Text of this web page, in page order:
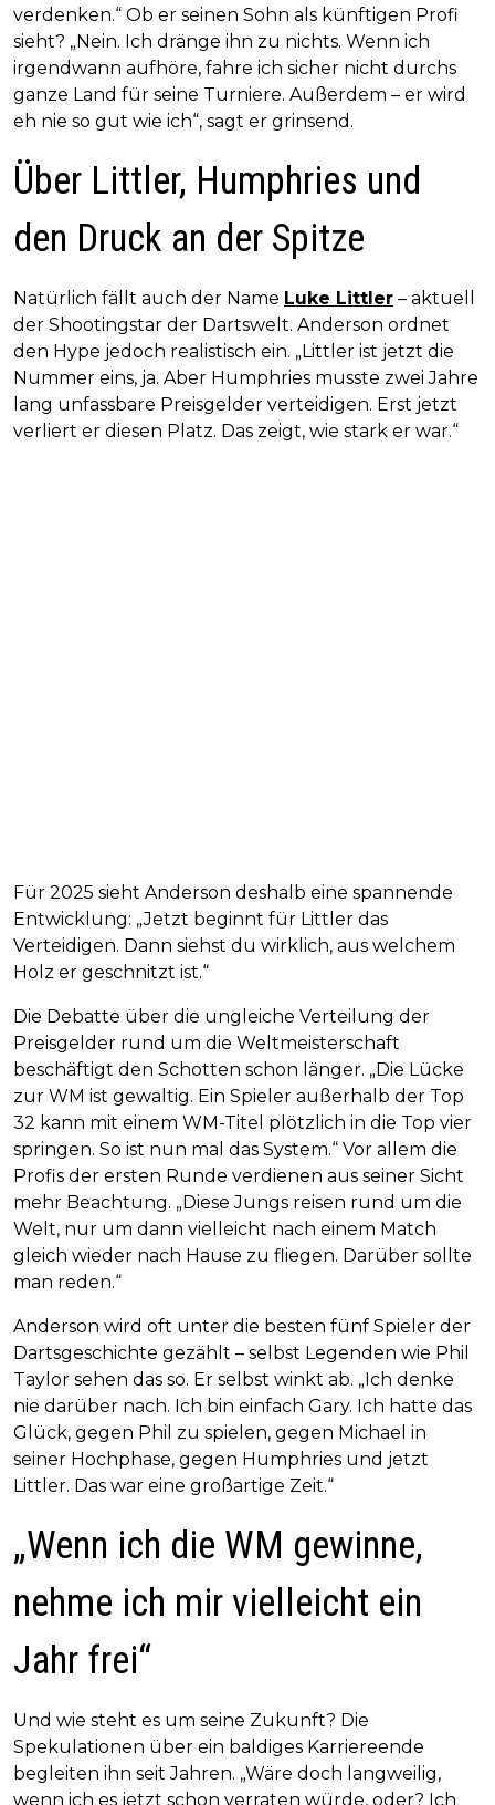
verdenken.“ Ob er seinen Sohn als künftigen Profi
sieht? „Nein. Ich dränge ihn zu nichts. Wenn ich
irgendwann aufhöre, fahre ich sicher nicht durchs
ganze Land für seine Turniere. Außerdem – er wird
eh nie so gut wie ich“, sagt er grinsend.
Über Littler, Humphries und
den Druck an der Spitze
Natürlich fällt auch der Name Luke Littler – aktuell
der Shootingstar der Dartswelt. Anderson ordnet
den Hype jedoch realistisch ein. „Littler ist jetzt die
Nummer eins, ja. Aber Humphries musste zwei Jahre
lang unfassbare Preisgelder verteidigen. Erst jetzt
verliert er diesen Platz. Das zeigt, wie stark er war.“
Für 2025 sieht Anderson deshalb eine spannende
Entwicklung: „Jetzt beginnt für Littler das
Verteidigen. Dann siehst du wirklich, aus welchem
Holz er geschnitzt ist.“
Die Debatte über die ungleiche Verteilung der
Preisgelder rund um die Weltmeisterschaft
beschäftigt den Schotten schon länger. „Die Lücke
zur WM ist gewaltig. Ein Spieler außerhalb der Top
32 kann mit einem WM-Titel plötzlich in die Top vier
springen. So ist nun mal das System.“ Vor allem die
Profis der ersten Runde verdienen aus seiner Sicht
mehr Beachtung. „Diese Jungs reisen rund um die
Welt, nur um dann vielleicht nach einem Match
gleich wieder nach Hause zu fliegen. Darüber sollte
man reden.“
Anderson wird oft unter die besten fünf Spieler der
Dartsgeschichte gezählt – selbst Legenden wie Phil
Taylor sehen das so. Er selbst winkt ab. „Ich denke
nie darüber nach. Ich bin einfach Gary. Ich hatte das
Glück, gegen Phil zu spielen, gegen Michael in
seiner Hochphase, gegen Humphries und jetzt
Littler. Das war eine großartige Zeit.“
„Wenn ich die WM gewinne,
nehme ich mir vielleicht ein
Jahr frei“
Und wie steht es um seine Zukunft? Die
Spekulationen über ein baldiges Karriereende
begleiten ihn seit Jahren. „Wäre doch langweilig,
wenn ich es jetzt schon verraten würde, oder? Ich